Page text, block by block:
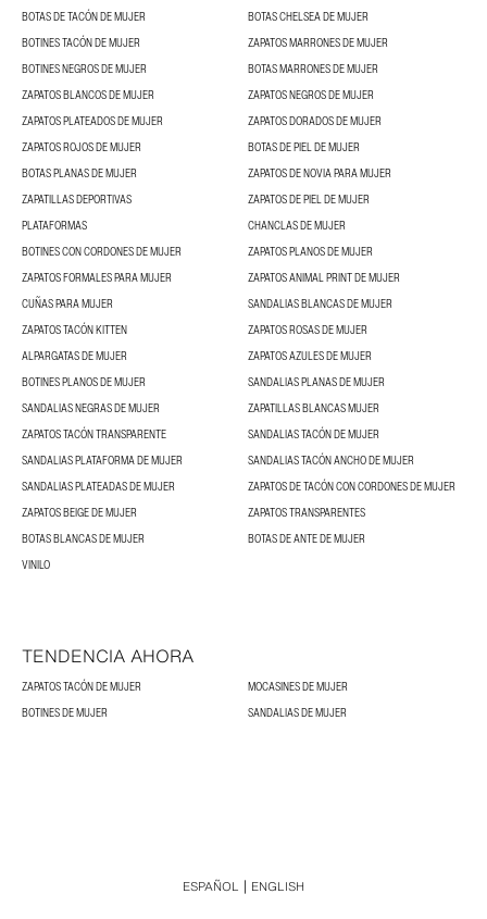
BOTAS DE TACÓN DE MUJER
BOTAS CHELSEA DE MUJER
BOTINES TACÓN DE MUJER
ZAPATOS MARRONES DE MUJER
BOTINES NEGROS DE MUJER
BOTAS MARRONES DE MUJER
ZAPATOS BLANCOS DE MUJER
ZAPATOS NEGROS DE MUJER
ZAPATOS PLATEADOS DE MUJER
ZAPATOS DORADOS DE MUJER
ZAPATOS ROJOS DE MUJER
BOTAS DE PIEL DE MUJER
BOTAS PLANAS DE MUJER
ZAPATOS DE NOVIA PARA MUJER
ZAPATILLAS DEPORTIVAS
ZAPATOS DE PIEL DE MUJER
PLATAFORMAS
CHANCLAS DE MUJER
BOTINES CON CORDONES DE MUJER
ZAPATOS PLANOS DE MUJER
ZAPATOS FORMALES PARA MUJER
ZAPATOS ANIMAL PRINT DE MUJER
CUÑAS PARA MUJER
SANDALIAS BLANCAS DE MUJER
ZAPATOS TACÓN KITTEN
ZAPATOS ROSAS DE MUJER
ALPARGATAS DE MUJER
ZAPATOS AZULES DE MUJER
BOTINES PLANOS DE MUJER
SANDALIAS PLANAS DE MUJER
SANDALIAS NEGRAS DE MUJER
ZAPATILLAS BLANCAS MUJER
ZAPATOS TACÓN TRANSPARENTE
SANDALIAS TACÓN DE MUJER
SANDALIAS PLATAFORMA DE MUJER
SANDALIAS TACÓN ANCHO DE MUJER
SANDALIAS PLATEADAS DE MUJER
ZAPATOS DE TACÓN CON CORDONES DE MUJER
ZAPATOS BEIGE DE MUJER
ZAPATOS TRANSPARENTES
BOTAS BLANCAS DE MUJER
BOTAS DE ANTE DE MUJER
VINILO
TENDENCIA AHORA
ZAPATOS TACÓN DE MUJER
MOCASINES DE MUJER
BOTINES DE MUJER
SANDALIAS DE MUJER
ESPAÑOL ENGLISH